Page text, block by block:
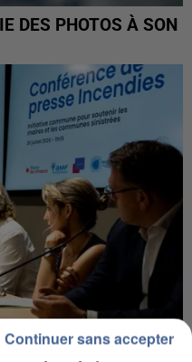
DES PHOTOS À SON
Continuer sans accepter